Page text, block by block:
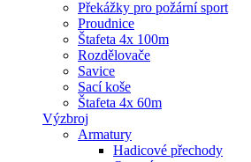
Překážky pro požární sport
Proudnice
Štafeta 4x 100m
Rozdělovače
Savice
Sací koše
Štafeta 4x 60m
Výzbroj
Armatury
Hadicové přechody